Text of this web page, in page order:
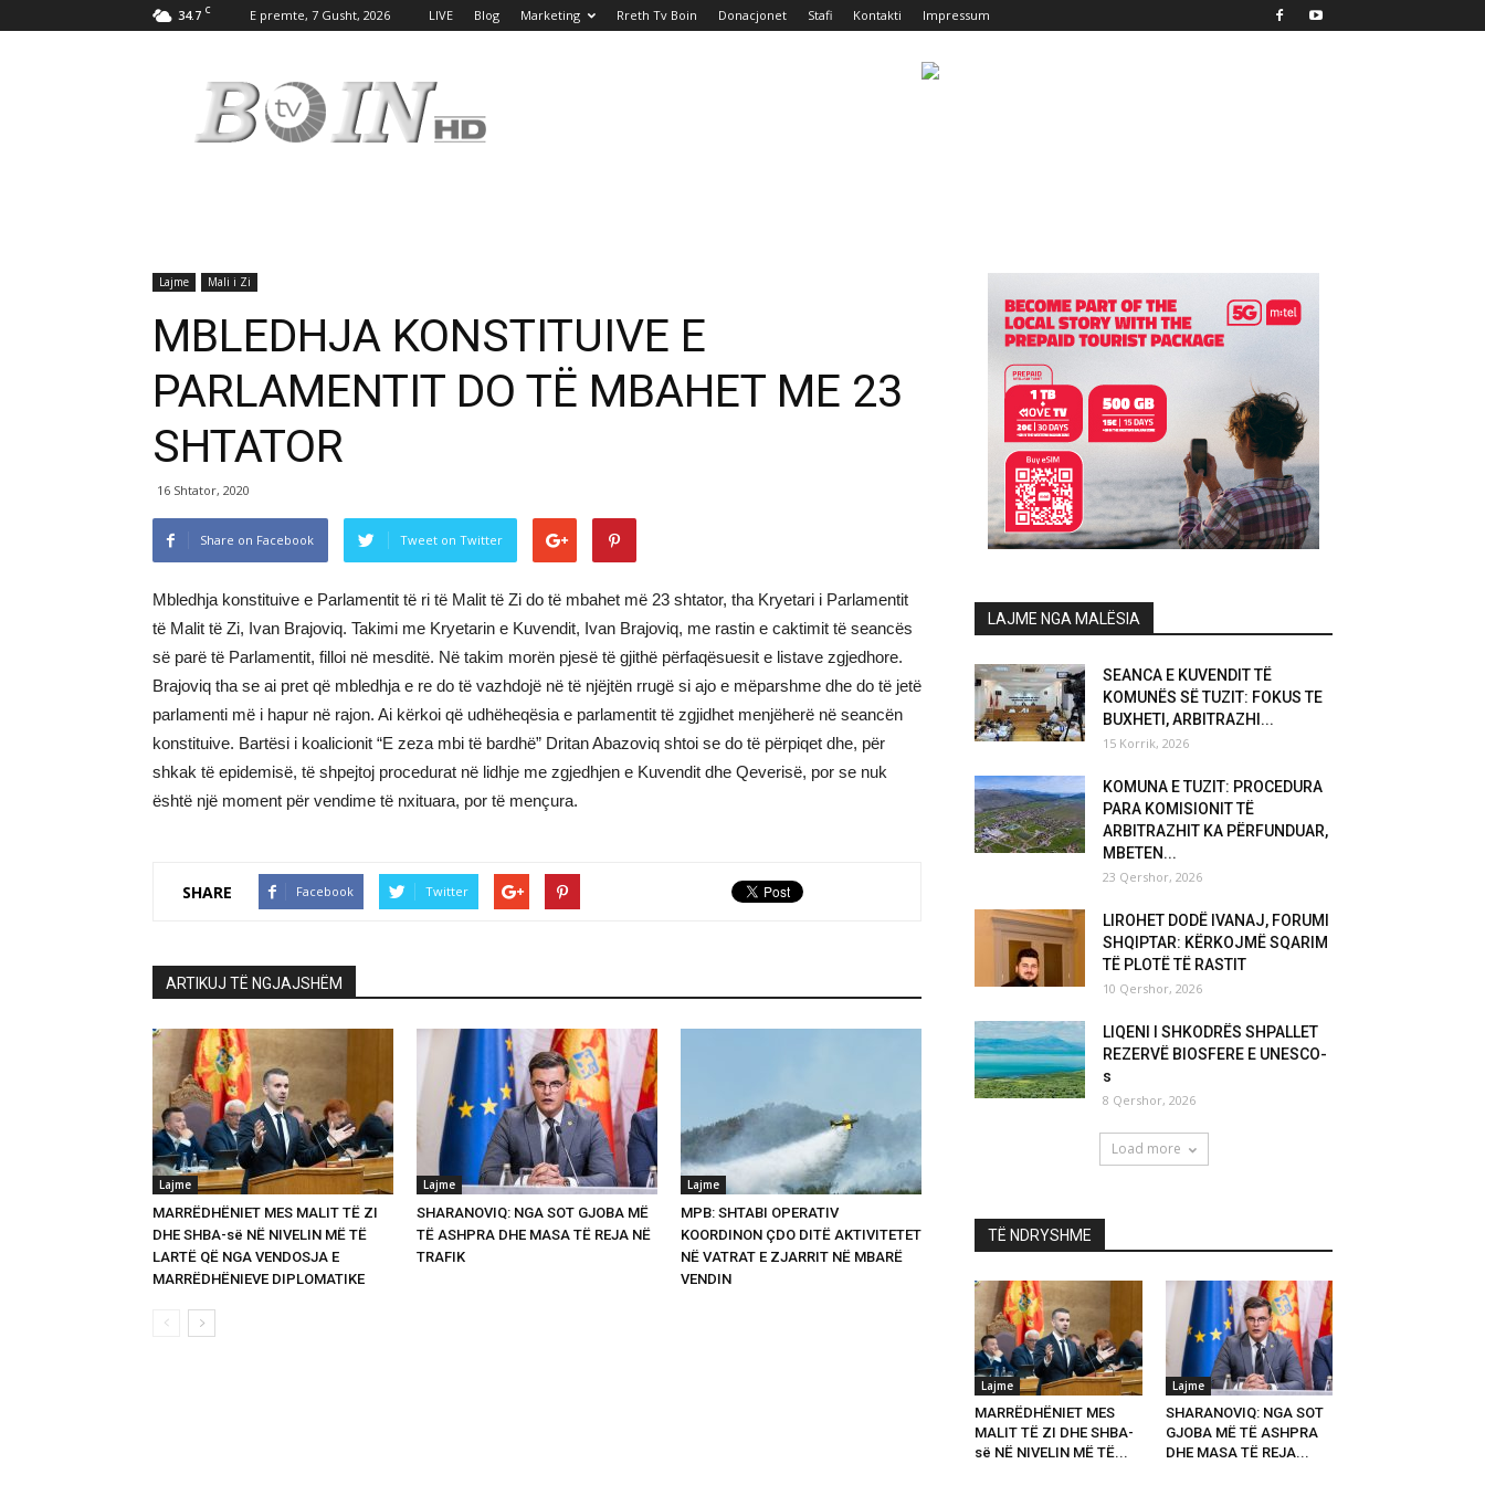
34.7 C E premte, 7 Gusht, 2026 LIVE Blog Marketing Rreth Tv Boin Donacjonet Stafi Kontakti Impressum
Boin
Lajme Mali i Zi
MBLEDHJA KONSTITUIVE E
PARLAMENTIT DO TË MBAHET ME 23
SHTATOR
16 Shtator, 2020
Share on Facebook Tweet on Twitter
Mbledhja konstituive e Parlamentit të ri të Malit të Zi do të mbahet më 23 shtator, tha Kryetari i Parlamentit
të Malit të Zi, Ivan Brajoviq. Takimi me Kryetarin e Kuvendit, Ivan Brajoviq, me rastin e caktimit të seancës
së parë të Parlamentit, filloi në mesditë. Në takim morën pjesë të gjithë përfaqësuesit e listave zgjedhore.
Brajoviq tha se ai pret që mbledhja e re do të vazhdojë në të njëjtën rrugë si ajo e mëparshme dhe do të jetë
parlamenti më i hapur në rajon. Ai kërkoi që udhëheqësia e parlamentit të zgjidhet menjëherë në seancën
konstituive. Bartësi i koalicionit “E zeza mbi të bardhë” Dritan Abazoviq shtoi se do të përpiqet dhe, për
shkak të epidemisë, të shpejtoj procedurat në lidhje me zgjedhjen e Kuvendit dhe Qeverisë, por se nuk
është një moment për vendime të nxituara, por të mençura.
SHARE Facebook Twitter
ARTIKUJ TË NGJAJSHËM
Lajme
MARRËDHËNIET MES MALIT TË ZI
DHE SHBA-së NË NIVELIN MË TË
LARTË QË NGA VENDOSJA E
MARRËDHËNIEVE DIPLOMATIKE
Lajme
SHARANOVIQ: NGA SOT GJOBA MË
TË ASHPRA DHE MASA TË REJA NË
TRAFIK
Lajme
MPB: SHTABI OPERATIV
KOORDINON ÇDO DITË AKTIVITETET
NË VATRAT E ZJARRIT NË MBARË
VENDIN
LAJME NGA MALËSIA
SEANCA E KUVENDIT TË
KOMUNËS SË TUZIT: FOKUS TE
BUXHETI, ARBITRAZHI...
15 Korrik, 2026
KOMUNA E TUZIT: PROCEDURA
PARA KOMISIONIT TË
ARBITRAZHIT KA PËRFUNDUAR,
MBETEN...
23 Qershor, 2026
LIROHET DODË IVANAJ, FORUMI
SHQIPTAR: KËRKOJMË SQARIM
TË PLOTË TË RASTIT
10 Qershor, 2026
LIQENI I SHKODRËS SHPALLET
REZERVË BIOSFERE E UNESCO-
s
8 Qershor, 2026
Load more
TË NDRYSHME
Lajme
MARRËDHËNIET MES
MALIT TË ZI DHE SHBA-
së NË NIVELIN MË TË...
Lajme
SHARANOVIQ: NGA SOT
GJOBA MË TË ASHPRA
DHE MASA TË REJA...